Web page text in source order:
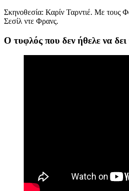
Σκηνοθεσία: Καρίν Ταρντιέ. Με τους
Σεσίλ ντε Φρανς.
Ο τυφλός που δεν ήθελε να δει